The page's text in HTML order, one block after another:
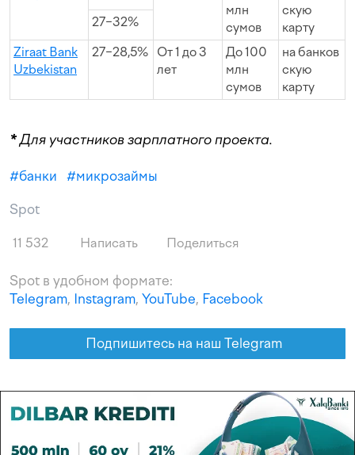
млн
сумов
скую
карту
27−32%
Ziraat Bank
Uzbekistan
27−28,5%
От 1 до 3
лет
До 100
млн
сумов
на банков
скую
карту
*Для участников зарплатного проекта.
#банки #микрозаймы
Spot
11 532 Написать Поделиться
Spot в удобном формате:
Telegram, Instagram, YouTube, Facebook
Подпишитесь на наш Telegram